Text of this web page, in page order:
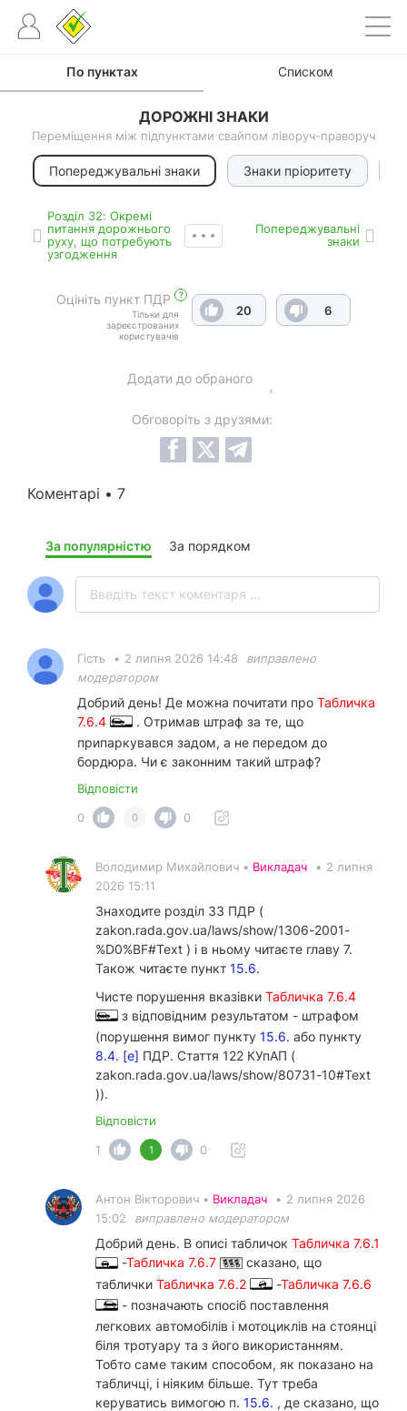
По пунктах Списком
ДОРОЖНІ ЗНАКИ
Переміщення між підпунктами свайпом ліворуч-праворуч
Попереджувальні знаки Знаки пріоритету
Роздiл 32: Окремі
питання дорожнього
руху, що потребують
узгодження
Попереджувальні
знаки
Оцініть пункт ПДР ?
Тільки для
зареєстрованих
користувачів
20 6
Додати до обраного
Обговоріть з друзями:
Коментарі • 7
За популярністю За порядком
Гість • 2 липня 2026 14:48
виправлено
модератором
Добрий день! Де можна почитати про Табличка
7.6.4
. Отримав штраф за те, що
припаркувався задом, а не передом до
бордюра. Чи є законним такий штраф?
Відповісти
0
0 0
Володимир Михайлович • Викладач • 2 липня
2026 15:11
Знаходите розділ 33 ПДР (
zakon.rada.gov.ua/laws/show/1306-2001-
%D0%BF#Text ) і в ньому читаєте главу 7.
Також читаєте пункт 15.6.
Чисте порушення вказівки Табличка 7.6.4
з відповідним результатом - штрафом
(порушення вимог пункту 15.6. або пункту
8.4. [е] ПДР. Стаття 122 КУпАП (
zakon.rada.gov.ua/laws/show/80731-10#Text
)).
Відповісти
1
1 0
Антон Вікторович • Викладач • 2 липня 2026
15:02
виправлено модератором
Добрий день. В описі табличок Табличка 7.6.1
-Табличка 7.6.7
сказано, що
таблички Табличка 7.6.2 -Табличка 7.6.6
- позначають спосіб поставлення
легкових автомобілів і мотоциклів на стоянці
біля тротуару та з його використанням.
Тобто саме таким способом, як показано на
табличці, і ніяким більше. Тут треба
керуватись вимогою п. 15.6. , де сказано, що